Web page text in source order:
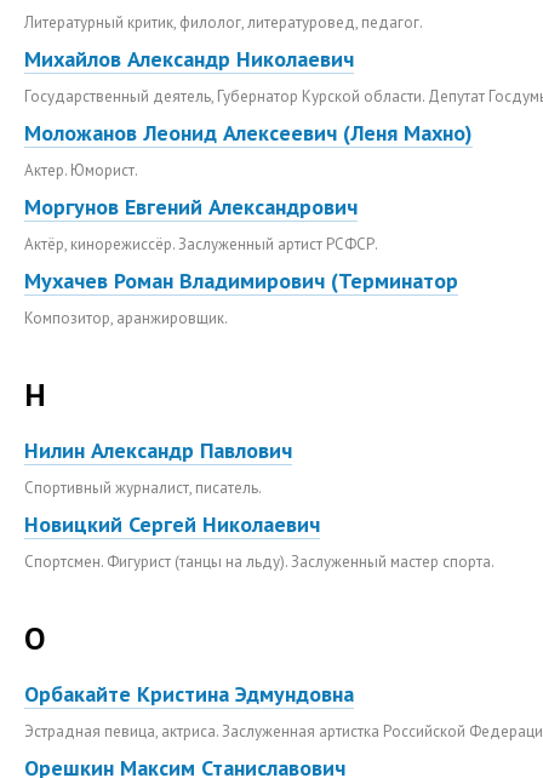
Литературный критик, филолог, литературовед, педагог.
Михайлов Александр Николаевич
Государственный деятель, Губернатор Курской области. Депутат
Моложанов Леонид Алексеевич (Леня Махно)
Актер. Юморист.
Моргунов Евгений Александрович
Актёр, кинорежиссёр. Заслуженный артист РСФСР.
Мухачев Роман Владимирович (Терминатор
Композитор, аранжировщик.
Н
Нилин Александр Павлович
Спортивный журналист, писатель.
Новицкий Сергей Николаевич
Спортсмен. Фигурист (танцы на льду). Заслуженный мастер спорта.
О
Орбакайте Кристина Эдмундовна
Эстрадная певица, актриса. Заслуженная артистка Российской
Орешкин Максим Станиславович